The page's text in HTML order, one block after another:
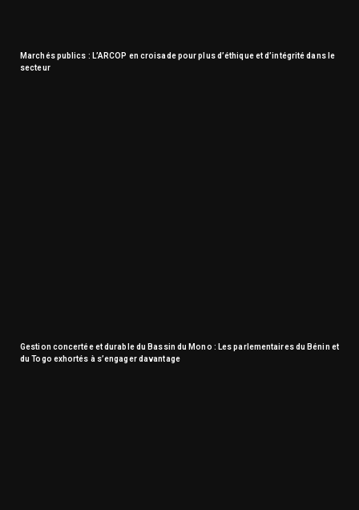
Marchés publics : L’ARCOP en croisade pour plus d’éthique et d’intégrité dans le
secteur
Gestion concertée et durable du Bassin du Mono : Les parlementaires du Bénin et
du Togo exhortés à s’engager davantage